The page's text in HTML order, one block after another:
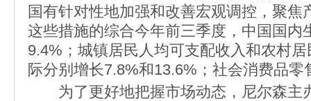
国有针对性地加强和改善宏观调控，聚焦
这些措施的综合今年前三季度，中国国内
9.4%；城镇居民人均可支配收入和农村
际分别增长7.8%和13.6%；社会消费品零
为了更好地把握市场动态，尼尔森主